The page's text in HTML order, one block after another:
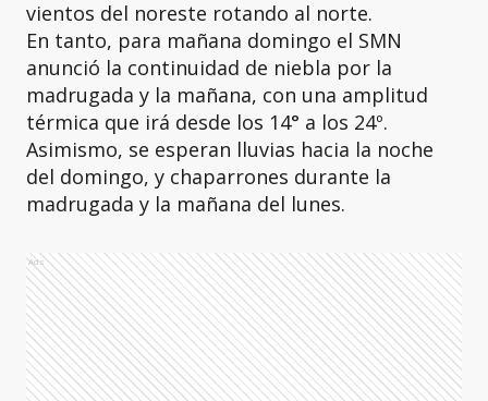
vientos del noreste rotando al norte.
En tanto, para mañana domingo el SMN
anunció la continuidad de niebla por la
madrugada y la mañana, con una amplitud
térmica que irá desde los 14° a los 24º.
Asimismo, se esperan lluvias hacia la noche
del domingo, y chaparrones durante la
madrugada y la mañana del lunes.
Ads